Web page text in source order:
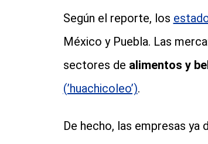
Según el reporte, los
México y Puebla. Las
sectores de alimentos y
(’huachicoleo’).
De hecho, las empresas ya